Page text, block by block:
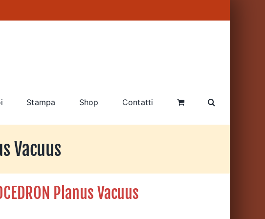
Stampa Shop Contatti
Vacuus
Planus Vacuus